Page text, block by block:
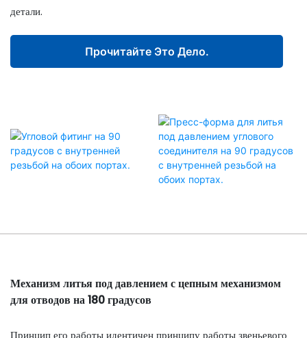
детали.
Прочитайте Это Дело.
Механизм литья под давлением с цепным механизмом
для отводов на 180 градусов
Принцип его работы идентичен принципу работы звеньевого